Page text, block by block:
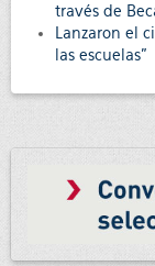
través de
Lanzaron el
las escuelas”